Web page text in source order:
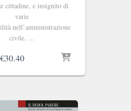
cittadine, e insignito di
varie
nell’amministrazione
civile. …
Il
originale
€32.00.
€30.40Il
attuale
€30.40.